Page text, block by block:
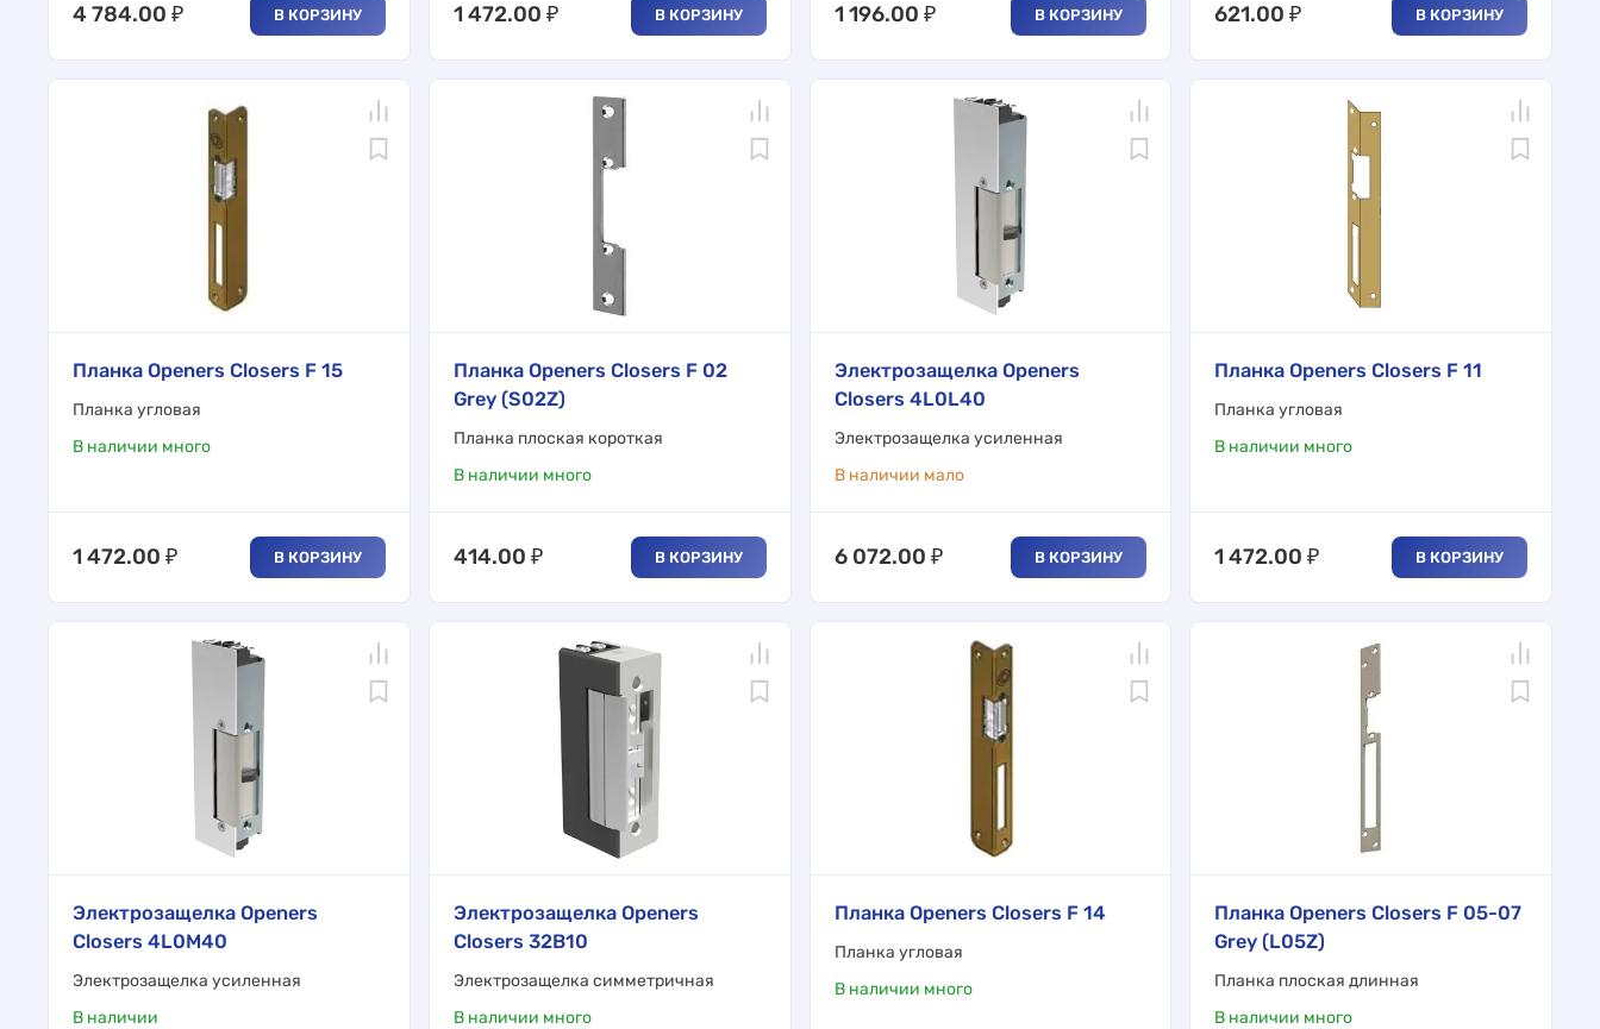
4 784.00 ₽ В КОРЗИНУ 1 472.00 ₽ В КОРЗИНУ 1 196.00 ₽ В КОРЗИНУ 621.00 ₽ В КОРЗИНУ
Планка Openers Closers F 15
Планка угловая
В наличии много
1 472.00 ₽ В КОРЗИНУ
Планка Openers Closers F 02
Grey (S02Z)
Планка плоская короткая
В наличии много
414.00 ₽ В КОРЗИНУ
Электрозащелка Openers
Closers 4L0L40
Электрозащелка усиленная
В наличии мало
6 072.00 ₽ В КОРЗИНУ
Планка Openers Closers F 11
Планка угловая
В наличии много
1 472.00 ₽ В КОРЗИНУ
Электрозащелка Openers
Closers 4L0M40
Электрозащелка усиленная
В наличии
Электрозащелка Openers
Closers 32B10
Электрозащелка симметричная
В наличии много
Планка Openers Closers F 14
Планка угловая
В наличии много
Планка Openers Closers F 05-07
Grey (L05Z)
Планка плоская длинная
В наличии много